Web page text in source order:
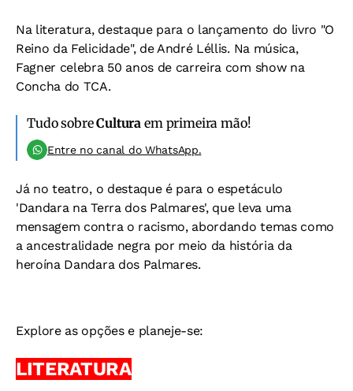
Na literatura, destaque para o lançamento do livro "O
Reino da Felicidade", de André Léllis. Na música,
Fagner celebra 50 anos de carreira com show na
Concha do TCA.
Tudo sobreCultura em primeira mão!
Entre no canal do WhatsApp.
Já no teatro, o destaque é para o espetáculo
'Dandara na Terra dos Palmares', que leva uma
mensagem contra o racismo, abordando temas como
a ancestralidade negra por meio da história da
heroína Dandara dos Palmares.
Explore as opções e planeje-se:
LITERATURA